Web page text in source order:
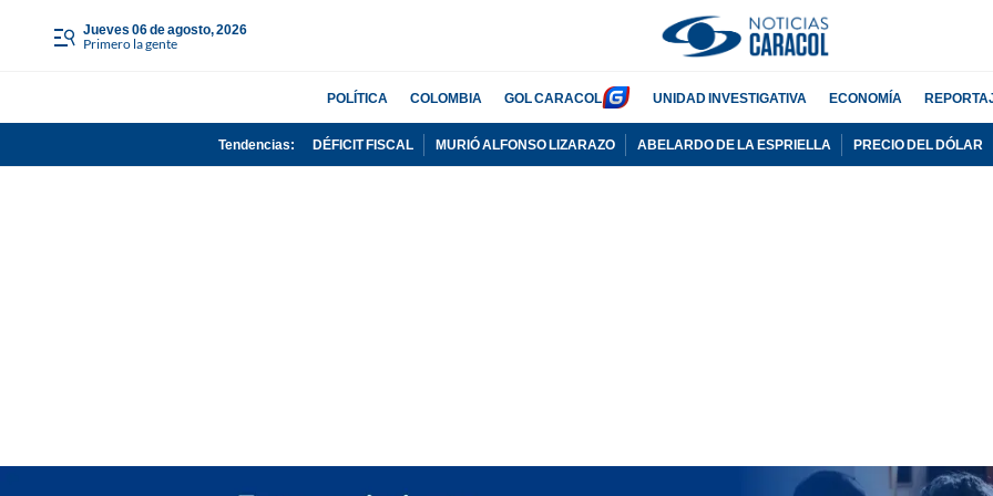
jueves 06 de agosto, 2026
Primero la gente
POLÍTICA COLOMBIA GOL CARACOL UNIDAD INVESTIGATIVA ECONOMÍA
Tendencias: DÉFICIT FISCAL MURIÓ ALFONSO LIZARAZO ABELARDO DE LA ESPRIELLA PRECIO DEL DÓLAR